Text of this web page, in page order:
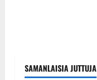
SAMANLAISIA JUTTUJA